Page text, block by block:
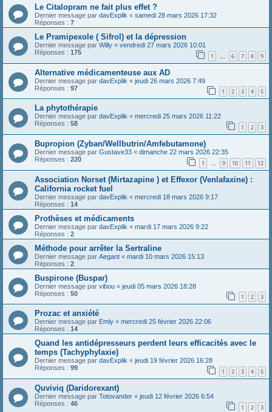
Le Citalopram ne fait plus effet ?
Dernier message par davExplik « samedi 28 mars 2026 17:32
Réponses : 7
Le Pramipexole ( Sifrol) et la dépression
Dernier message par Willy « vendredi 27 mars 2026 10:01
Réponses : 175 1 … 6 7 8 9
Alternative médicamenteuse aux AD
Dernier message par davExplik « jeudi 26 mars 2026 7:49
Réponses : 97 1 2 3 4 5
La phytothérapie
Dernier message par davExplik « mercredi 25 mars 2026 11:22
Réponses : 58 1 2 3
Bupropion (Zyban/Wellbutrin/Amfebutamone)
Dernier message par Gustave33 « dimanche 22 mars 2026 22:35
Réponses : 220 1 … 9 10 11 12
Association Norset (Mirtazapine ) et Effexor (Venlafaxine) :
California rocket fuel
Dernier message par davExplik « mercredi 18 mars 2026 9:17
Réponses : 14
Prothèses et médicaments
Dernier message par davExplik « mardi 17 mars 2026 9:22
Réponses : 2
Méthode pour arrêter la Sertraline
Dernier message par Aegant « mardi 10 mars 2026 15:13
Réponses : 2
Buspirone (Buspar)
Dernier message par vibou « jeudi 05 mars 2026 18:28
Réponses : 50 1 2 3
Prozac et anxiété
Dernier message par Emly « mercredi 25 février 2026 22:06
Réponses : 14
Quand les antidépresseurs perdent leurs efficacités avec le
temps (Tachyphylaxie)
Dernier message par davExplik « jeudi 19 février 2026 16:28
Réponses : 99 1 2 3 4 5
Quviviq (Daridorexant)
Dernier message par Totovander « jeudi 12 février 2026 6:54
Réponses : 46 1 2 3